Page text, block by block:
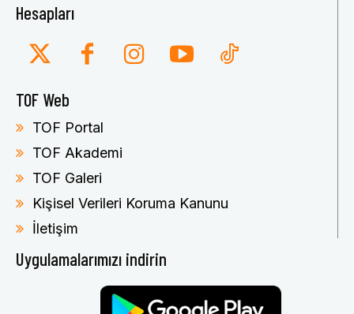
Hesapları
TOF Web
TOF Portal
TOF Akademi
TOF Galeri
Kişisel Verileri Koruma Kanunu
İletişim
Uygulamalarımızı indirin